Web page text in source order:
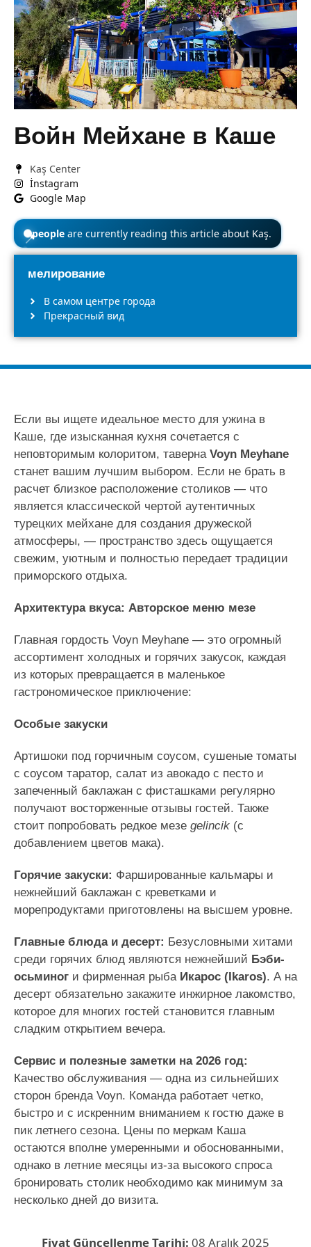
Войн Мейхане в Каше
Kaş Center
İnstagram
Google Map
📍people are currently reading this article about Kaş.
мелирование
В самом центре города
Прекрасный вид
Если вы ищете идеальное место для ужина в
Каше, где изысканная кухня сочетается с
неповторимым колоритом, таверна Voyn Meyhane
станет вашим лучшим выбором. Если не брать в
расчет близкое расположение столиков — что
является классической чертой аутентичных
турецких мейхане для создания дружеской
атмосферы, — пространство здесь ощущается
свежим, уютным и полностью передает традиции
приморского отдыха.
Архитектура вкуса: Авторское меню мезе
Главная гордость Voyn Meyhane — это огромный
ассортимент холодных и горячих закусок, каждая
из которых превращается в маленькое
гастрономическое приключение:
Особые закуски
Артишоки под горчичным соусом, сушеные томаты
с соусом таратор, салат из авокадо с песто и
запеченный баклажан с фисташками регулярно
получают восторженные отзывы гостей. Также
стоит попробовать редкое мезе gelincik (с
добавлением цветов мака).
Горячие закуски: Фаршированные кальмары и
нежнейший баклажан с креветками и
морепродуктами приготовлены на высшем уровне.
Главные блюда и десерт: Безусловными хитами
среди горячих блюд являются нежнейший Бэби-
осьминог и фирменная рыба Икарос (Ikaros). А на
десерт обязательно закажите инжирное лакомство,
которое для многих гостей становится главным
сладким открытием вечера.
Сервис и полезные заметки на 2026 год:
Качество обслуживания — одна из сильнейших
сторон бренда Voyn. Команда работает четко,
быстро и с искренним вниманием к гостю даже в
пик летнего сезона. Цены по меркам Каша
остаются вполне умеренными и обоснованными,
однако в летние месяцы из-за высокого спроса
бронировать столик необходимо как минимум за
несколько дней до визита.
Fiyat Güncellenme Tarihi: 08 Aralık 2025